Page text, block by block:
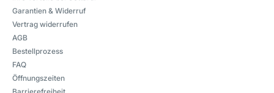
Garantien & Widerruf
Vertrag widerrufen
AGB
Bestellprozess
FAQ
Öffnungszeiten